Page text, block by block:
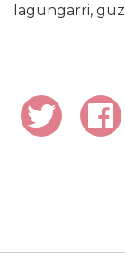
lagungarri,